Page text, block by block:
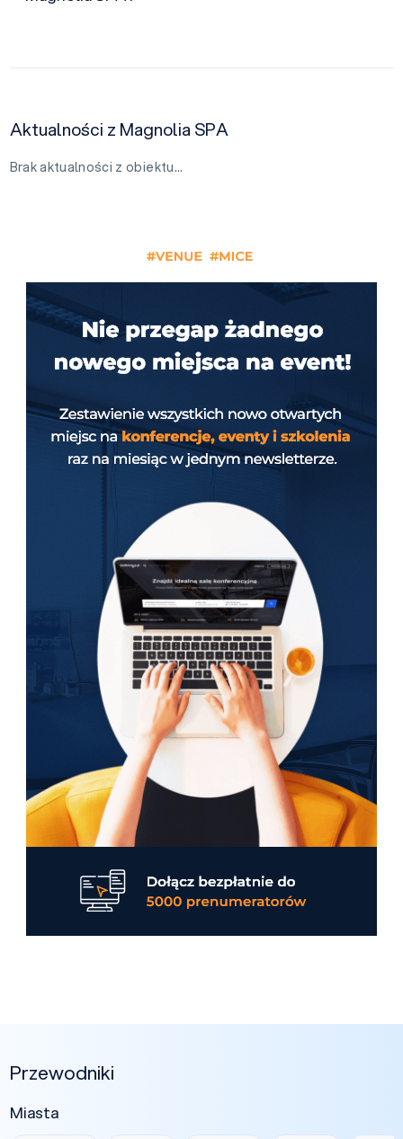
Aktualności z Magnolia SPA
Brak aktualności z obiektu…
Przewodniki
Miasta